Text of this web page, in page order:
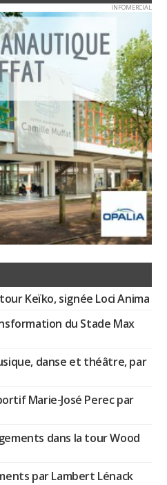
INFOMERCIAL
Keïko, signée Loci Anima
du Stade Max
danse et théâtre, par
Marie-José Perec par
dans la tour Wood
par Lambert Lénack